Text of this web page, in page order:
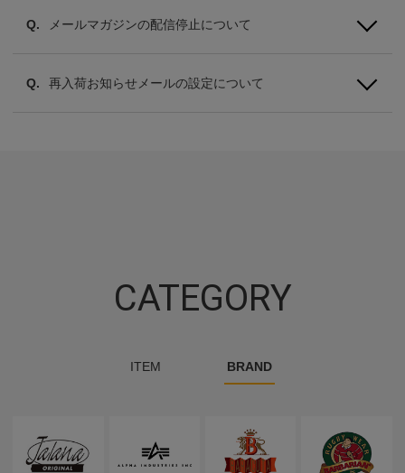
メールマガジンの配信停止について
再入荷お知らせメールの設定について
CATEGORY
ITEM BRAND